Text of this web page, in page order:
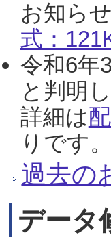
お知ら
式：
令和6年
と判明
詳細は
りです
過去の
データ